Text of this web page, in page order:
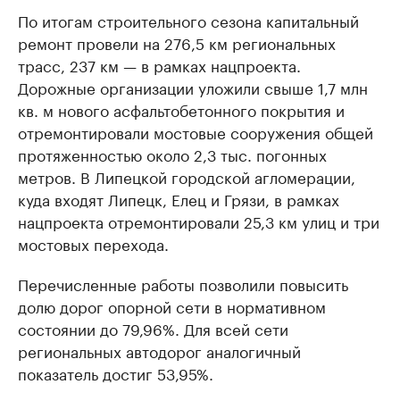
По итогам строительного сезона капитальный
ремонт провели на 276,5 км региональных
трасс, 237 км — в рамках нацпроекта.
Дорожные организации уложили свыше 1,7 млн
кв. м нового асфальтобетонного покрытия и
отремонтировали мостовые сооружения общей
протяженностью около 2,3 тыс. погонных
метров. В Липецкой городской агломерации,
куда входят Липецк, Елец и Грязи, в рамках
нацпроекта отремонтировали 25,3 км улиц и три
мостовых перехода.
Перечисленные работы позволили повысить
долю дорог опорной сети в нормативном
состоянии до 79,96%. Для всей сети
региональных автодорог аналогичный
показатель достиг 53,95%.